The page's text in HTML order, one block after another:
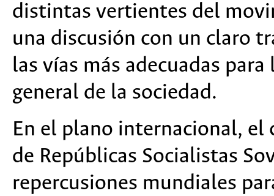
distintas vertientes del
una discusión con un claro
las vías más adecuadas
general de la sociedad.
En el plano internacional,
de Repúblicas Socialistas
repercusiones mundiales